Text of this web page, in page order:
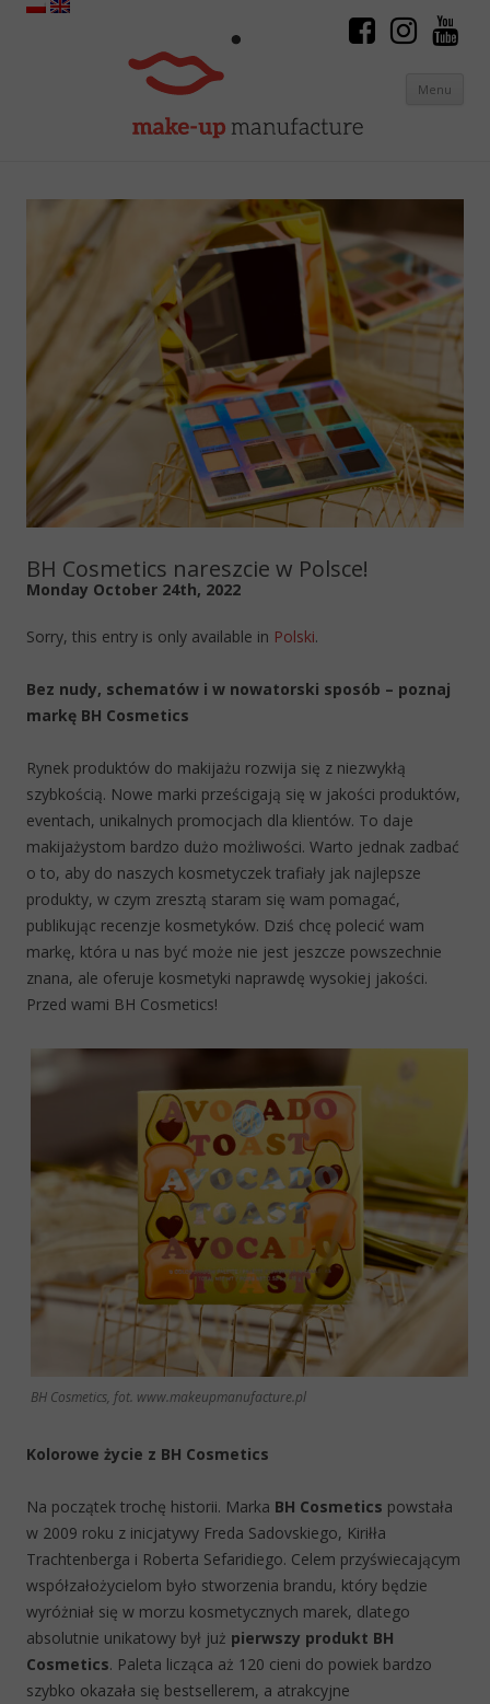
Menu
BH Cosmetics nareszcie w Polsce!
Monday October 24th, 2022
Sorry, this entry is only available in Polski.
Bez nudy, schematów i w nowatorski sposób – poznaj
markę BH Cosmetics
Rynek produktów do makijażu rozwija się z niezwykłą
szybkością. Nowe marki prześcigają się w jakości produktów,
eventach, unikalnych promocjach dla klientów. To daje
makijażystom bardzo dużo możliwości. Warto jednak zadbać
o to, aby do naszych kosmetyczek trafiały jak najlepsze
produkty, w czym zresztą staram się wam pomagać,
publikując recenzje kosmetyków. Dziś chcę polecić wam
markę, która u nas być może nie jest jeszcze powszechnie
znana, ale oferuje kosmetyki naprawdę wysokiej jakości.
Przed wami BH Cosmetics!
BH Cosmetics, fot. www.makeupmanufacture.pl
Kolorowe życie z BH Cosmetics
Na początek trochę historii. Marka BH Cosmetics powstała
w 2009 roku z inicjatywy Freda Sadovskiego, Kiriłła
Trachtenberga i Roberta Sefaridiego. Celem przyświecającym
współzałożycielom było stworzenia brandu, który będzie
wyróżniał się w morzu kosmetycznych marek, dlatego
absolutnie unikatowy był już pierwszy produkt BH
Cosmetics. Paleta licząca aż 120 cieni do powiek bardzo
szybko okazała się bestsellerem, a atrakcyjne